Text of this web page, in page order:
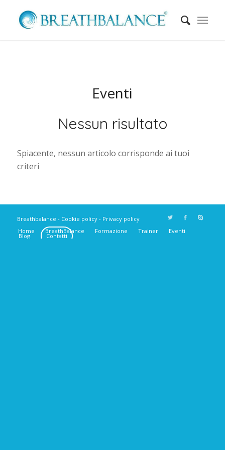
Eventi
Nessun risultato
Spiacente, nessun articolo corrisponde ai tuoi
criteri
Breathbalance - Cookie policy- Privacy policy
Home
BreathBalance Formazione Trainer Eventi
Blog Contatti